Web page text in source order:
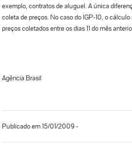
exemplo, contratos de aluguel. A única
coleta de preços. No caso do IGP-10, o
preços coletados entre os dias 11 do mês
Agência Brasil
Publicado em 15/01/2009 -